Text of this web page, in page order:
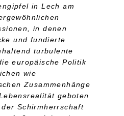
in Lech am
in denen
und fundierte
turbulente
europäische Politik
wie
Zusammenhänge
geboten
Schirmherrschaft